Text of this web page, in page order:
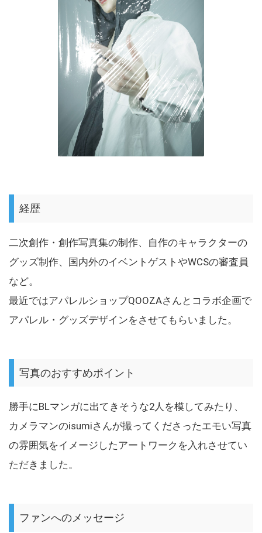
経歴
二次創作・創作写真集の制作、自作のキャラクターの
グッズ制作、国内外のイベントゲストやWCSの審査員
など。
最近ではアパレルショップQOOZAさんとコラボ企画で
アパレル・グッズデザインをさせてもらいました。
写真のおすすめポイント
勝手にBLマンガに出てきそうな2人を模してみたり、
カメラマンのisumiさんが撮ってくださったエモい写真
の雰囲気をイメージしたアートワークを入れさせてい
ただきました。
ファンへのメッセージ